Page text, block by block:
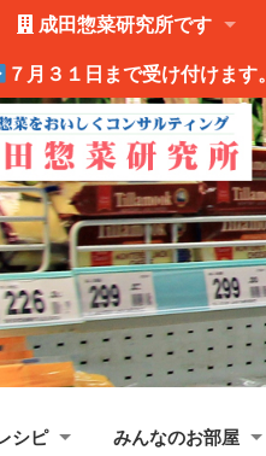
成田惣菜研究所です
７月３１日まで受け付けます。
シピ みんなのお部屋